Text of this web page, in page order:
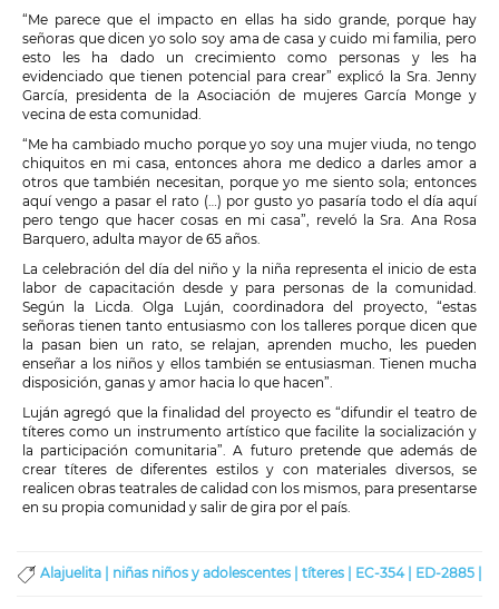
“Me parece que el impacto en ellas ha sido grande, porque hay
señoras que dicen yo solo soy ama de casa y cuido mi familia, pero
esto les ha dado un crecimiento como personas y les ha
evidenciado que tienen potencial para crear” explicó la Sra. Jenny
García, presidenta de la Asociación de mujeres García Monge y
vecina de esta comunidad.
“Me ha cambiado mucho porque yo soy una mujer viuda, no tengo
chiquitos en mi casa, entonces ahora me dedico a darles amor a
otros que también necesitan, porque yo me siento sola; entonces
aquí vengo a pasar el rato (…) por gusto yo pasaría todo el día aquí
pero tengo que hacer cosas en mi casa”, reveló la Sra. Ana Rosa
Barquero, adulta mayor de 65 años.
La celebración del día del niño y la niña representa el inicio de esta
labor de capacitación desde y para personas de la comunidad.
Según la Licda. Olga Luján, coordinadora del proyecto, “estas
señoras tienen tanto entusiasmo con los talleres porque dicen que
la pasan bien un rato, se relajan, aprenden mucho, les pueden
enseñar a los niños y ellos también se entusiasman. Tienen mucha
disposición, ganas y amor hacia lo que hacen”.
Luján agregó que la finalidad del proyecto es “difundir el teatro de
títeres como un instrumento artístico que facilite la socialización y
la participación comunitaria”. A futuro pretende que además de
crear títeres de diferentes estilos y con materiales diversos, se
realicen obras teatrales de calidad con los mismos, para presentarse
en su propia comunidad y salir de gira por el país.
Alajuelita | niñas niños y adolescentes | títeres | EC-354 | ED-2885 |